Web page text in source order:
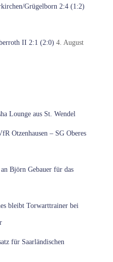
Grügelborn 2:4 (1:2)
II 2:1 (2:0) 4. August
Lounge aus St. Wendel
Otzenhausen – SG Oberes
Björn Gebauer für das
bleibt Torwarttrainer bei
für Saarländischen